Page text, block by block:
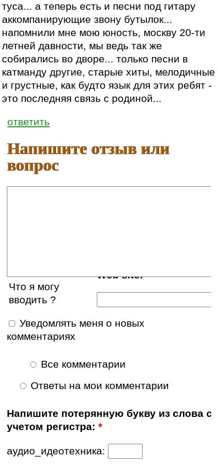
туса... а теперь есть и песни под гитару
аккомпанирующие звону бутылок...
напомнили мне мою юность, москву 20-ти
летней давности, мы ведь так же
собирались во дворе... только песни в
катманду другие, старые хиты, мелодичные
и грустные, как будто язык для этих ребят -
это последняя связь с родиной...
ответить
Напишите отзыв или
вопрос
Web site:
Что я могу
вводить ?
Уведомлять меня о новых
комментариях
Все комментарии
Ответы на мои комментарии
Напишите потерянную букву из слова с
учетом регистра:*
аудио_идеотехника: